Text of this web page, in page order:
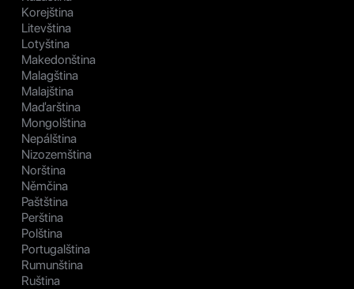
Korejština
Litevština
Lotyština
Makedonština
Malagština
Malajština
Maďarština
Mongolština
Nepálština
Nizozemština
Norština
Němčina
Paštština
Perština
Polština
Portugalština
Rumunština
Ruština